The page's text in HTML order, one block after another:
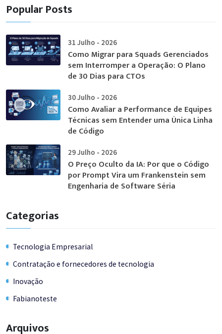
Popular Posts
31 Julho - 2026
Como Migrar para Squads Gerenciados
sem Interromper a Operação: O Plano
de 30 Dias para CTOs
30 Julho - 2026
Como Avaliar a Performance de Equipes
Técnicas sem Entender uma Única Linha
de Código
29 Julho - 2026
O Preço Oculto da IA: Por que o Código
por Prompt Vira um Frankenstein sem
Engenharia de Software Séria
Categorias
Tecnologia Empresarial
Contratação e fornecedores de tecnologia
Inovação
Fabianoteste
Arquivos